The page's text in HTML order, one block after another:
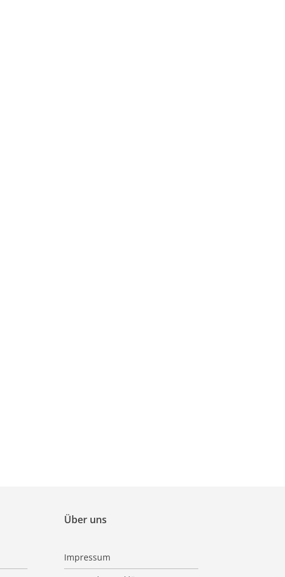
Über uns
Impressum